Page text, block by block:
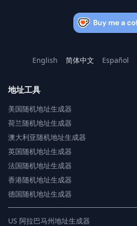
English 简体中文 Español
地址工具
美国随机地址生成器
荷兰随机地址生成器
澳大利亚随机地址生成器
英国随机地址生成器
法国随机地址生成器
香港随机地址生成器
德国随机地址生成器
US 阿拉巴马州地址生成器